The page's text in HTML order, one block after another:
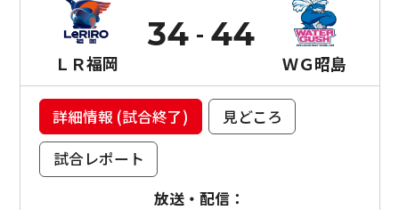
ＬＲ福岡
34
ＷＧ昭島
44
詳細情報 (試合終了)
見どころ
試合レポート
放送・配信：